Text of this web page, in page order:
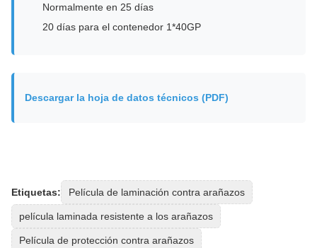
Normalmente en 25 días
20 días para el contenedor 1*40GP
Descargar la hoja de datos técnicos (PDF)
Etiquetas: Película de laminación contra arañazos
película laminada resistente a los arañazos
Película de protección contra arañazos